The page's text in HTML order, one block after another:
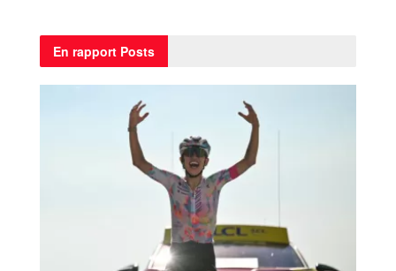
En rapport Posts